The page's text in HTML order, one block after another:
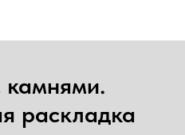
камнями.
раскладка